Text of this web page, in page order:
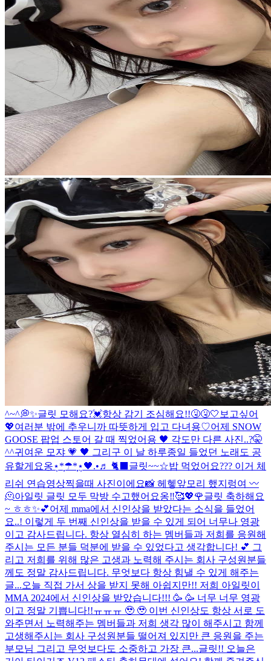
^~^💭✨글릿 모해요?💓항상 감기 조심해요!!🤧🤧🤍 보고싶어
💖여러분 밖에 추우니까 따뜻하게 입고 다녀용♡어제 SNOW
GOOSE 팝업 스토어 갈 때 찍었어용 🖤 각도만 다른 사진..?🤫
^^귀여운 모쟈 💗 🖤 그리구 이 날 하루종일 들었던 노래도 공
유할게요옹⋆̩*̣̩☂︎*̣̩⋆̩🖤.•♬ 🐈‍⬛ 글릿~~☆밥 먹었어요??? 이거 체
리쉬 연습영상찍을때 사진이에요📸 헤헿앞모리 했지렁여 〰️
🫠아일릿 글릿 모두 막방 수고했어요옹‼︎🥰💖🌹글릿 축하해요
~ ㅎㅎ✨💕어제 mma에서 신인상을 받았다는 소식을 들었어
요..! 이렇게 두 번째 신인상을 받을 수 있게 되어 너무나 영광
이고 감사드립니다. 항상 열심히 하는 멤버들과 저희를 응원해
주시는 모든 분들 덕분에 받을 수 있었다고 생각합니다! 💕 그
리고 저희를 위해 많은 고생과 노력해 주시는 회사 구성원분들
께도 정말 감사드립니다. 무엇보다 항상 힘낼 수 있게 해주는
글...오늘 직접 가서 상을 받지 못해 아쉽지만!! 저희 아일릿이
MMA 2024에서 신인상을 받았습니다!!! 🥳 🥳 너무 너무 영광
이고 정말 기쁩니다!!ㅠㅠㅠ 🥹 🥹 이번 신인상도 항상 서로 도
와주면서 노력해주는 멤버들과 저희 생각 많이 해주시고 함께
고생해주시는 회사 구성원분들 떨어져 있지만 큰 응원을 주는
부모님 그리고 무엇보다도 소중하고 가장 큰...글릿!! 오늘은